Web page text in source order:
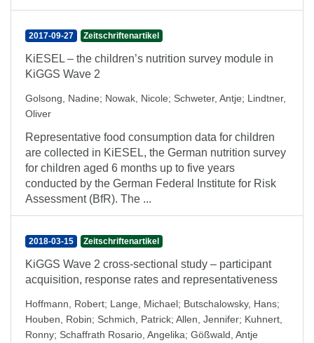
2017-09-27 Zeitschriftenartikel
KiESEL – the children’s nutrition survey module in
KiGGS Wave 2
Golsong, Nadine; Nowak, Nicole; Schweter, Antje; Lindtner,
Oliver
Representative food consumption data for children
are collected in KiESEL, the German nutrition survey
for children aged 6 months up to five years
conducted by the German Federal Institute for Risk
Assessment (BfR). The ...
2018-03-15 Zeitschriftenartikel
KiGGS Wave 2 cross-sectional study – participant
acquisition, response rates and representativeness
Hoffmann, Robert; Lange, Michael; Butschalowsky, Hans;
Houben, Robin; Schmich, Patrick; Allen, Jennifer; Kuhnert,
Ronny; Schaffrath Rosario, Angelika; Gößwald, Antje